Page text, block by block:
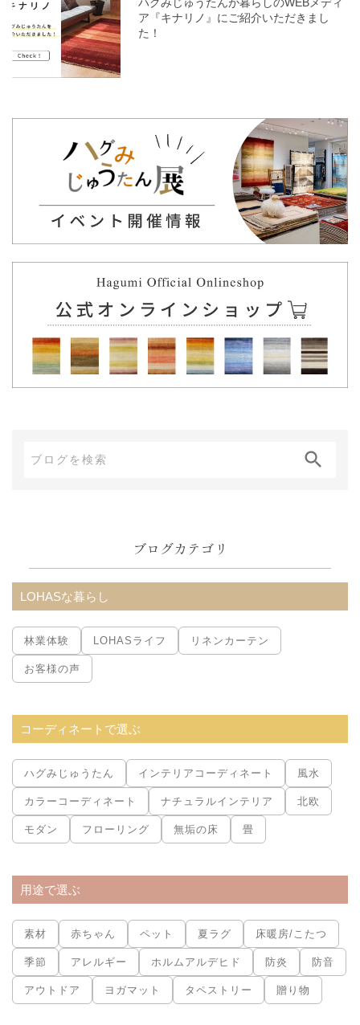
ア『キナリノ』にご紹介いただきまし
た！
ブ
ブログカテゴリ
LOHASな暮らし
林業体験 LOHASライフ リネンカーテン
お客様の声
コーディネートで選ぶ
ハグみじゅうたん インテリアコーディネート 風水
カラーコーディネート ナチュラルインテリア 北欧
モダン フローリング 無垢の床 畳
用途で選ぶ
素材 赤ちゃん ペット 夏ラグ 床暖房/こたつ
季節 アレルギー ホルムアルデヒド 防炎 防音
アウトドア ヨガマット タペストリー 贈り物